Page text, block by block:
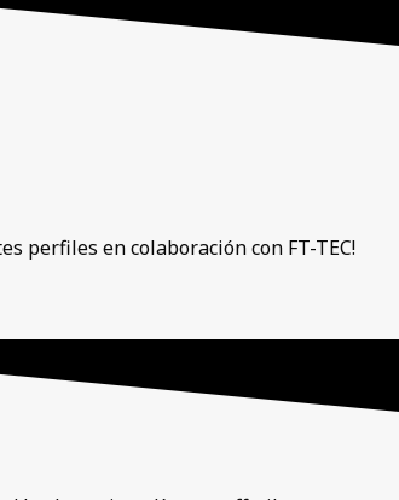
perfiles en colaboración con FT-TEC!